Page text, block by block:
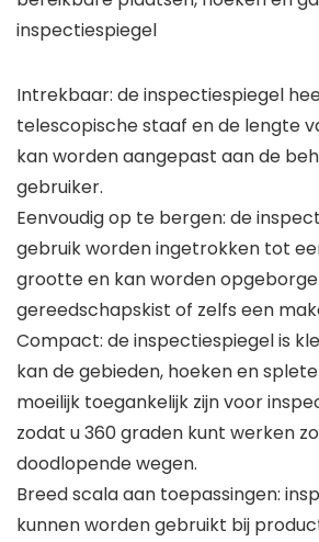
inspectiespiegel
Intrekbaar: de inspectiespiegel
telescopische staaf en de lengte
kan worden aangepast aan de
gebruiker.
Eenvoudig op te bergen: de
gebruik worden ingetrokken tot
grootte en kan worden
gereedschapskist of zelfs een
Compact: de inspectiespiegel is
kan de gebieden, hoeken en
moeilijk toegankelijk zijn voor
zodat u 360 graden kunt werken
doodlopende wegen.
Breed scala aan toepassingen:
kunnen worden gebruikt bij